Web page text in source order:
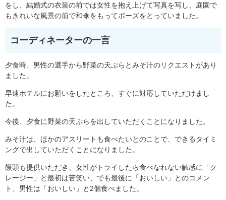
をし、結婚式の衣装の前では女性を抱え上げて写真を写し、庭園で
もきれいな風景の前で和傘をもってポーズをとっていました。
コーディネーターの一言
夕食時、男性の選手から野菜の天ぷらとみそ汁のリクエストがあり
ました。
早速ホテルにお願いをしたところ、すぐに対応していただけまし
た。
今後、夕食に野菜の天ぷらを出していただくことになりました。
みそ汁は、ほかのアスリートも食べたいとのことで、できるタイミ
ングで出していただくことになりました。
饅頭も提供いただき、女性がトライしたら食べなれない触感に「ク
レージー」と最初は苦笑い、でも最後に「おいしい」とのコメン
ト、男性は「おいしい」と2個食べました。